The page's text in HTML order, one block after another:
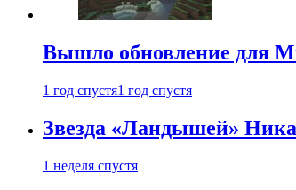
Вышло обновление для
1 год спустя1 год спустя
Звезда «Ландышей»
1 неделя спустя